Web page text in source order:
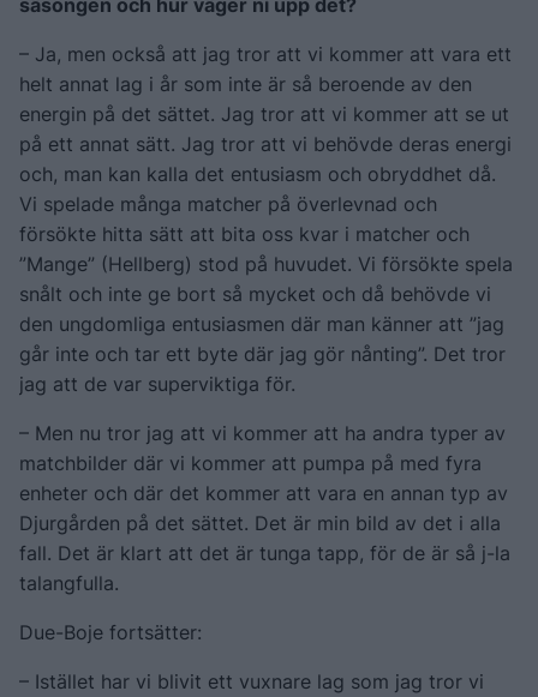
– Ja, men också att jag tror att vi kommer att vara ett
helt annat lag i år som inte är så beroende av den
energin på det sättet. Jag tror att vi kommer att se ut
på ett annat sätt. Jag tror att vi behövde deras energi
och, man kan kalla det entusiasm och obryddhet då.
Vi spelade många matcher på överlevnad och
försökte hitta sätt att bita oss kvar i matcher och
”Mange” (Hellberg) stod på huvudet. Vi försökte spela
snålt och inte ge bort så mycket och då behövde vi
den ungdomliga entusiasmen där man känner att ”jag
går inte och tar ett byte där jag gör nånting”. Det tror
jag att de var superviktiga för.
– Men nu tror jag att vi kommer att ha andra typer av
matchbilder där vi kommer att pumpa på med fyra
enheter och där det kommer att vara en annan typ av
Djurgården på det sättet. Det är min bild av det i alla
fall. Det är klart att det är tunga tapp, för de är så j-la
talangfulla.
Due-Boje fortsätter:
– Istället har vi blivit ett vuxnare lag som jag tror vi